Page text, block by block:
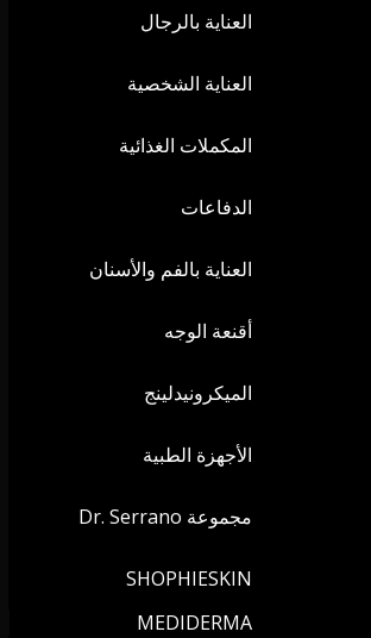
العناية بالرجال
العناية الشخصية
المكملات الغذائية
الدفاعات
العناية بالفم والأسنان
أقنعة الوجه
الميكرونيدلينج
الأجهزة الطبية
مجموعة Dr. Serrano
SHOPHIESKIN
MEDIDERMA